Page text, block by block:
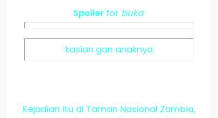
Spoiler for buka:
kasian gan anaknya
Kejadian itu di Taman Nasional Zambia,